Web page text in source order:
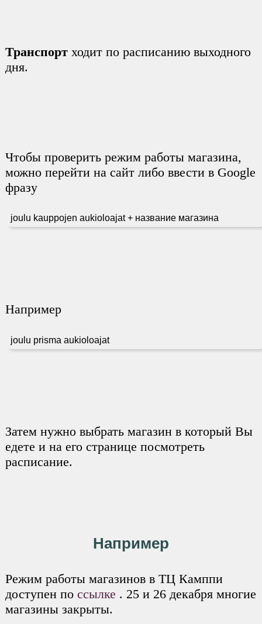
Транспортходит по расписанию выходного
дня.
Чтобы проверить режим работы магазина,
можно перейти на сайт либо ввести в Google
фразу
joulu kauppojen aukioloajat + название магазина
Например
joulu prisma aukioloajat
Затем нужно выбрать магазин в который Вы
едете и на его странице посмотреть
расписание.
Например
Режим работы магазинов в ТЦ Камппи
доступен по ссылке . 25 и 26 декабря многие
магазины закрыты.